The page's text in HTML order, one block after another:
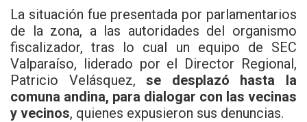
La situación fue presentada por parlamentarios
de la zona, a las autoridades del organismo
fiscalizador, tras lo cual un equipo de SEC
Valparaíso, liderado por el Director Regional,
Patricio Velásquez,se desplazó hasta la
comuna andina, para dialogar con las vecinas
y vecinos, quienes expusieron sus denuncias.